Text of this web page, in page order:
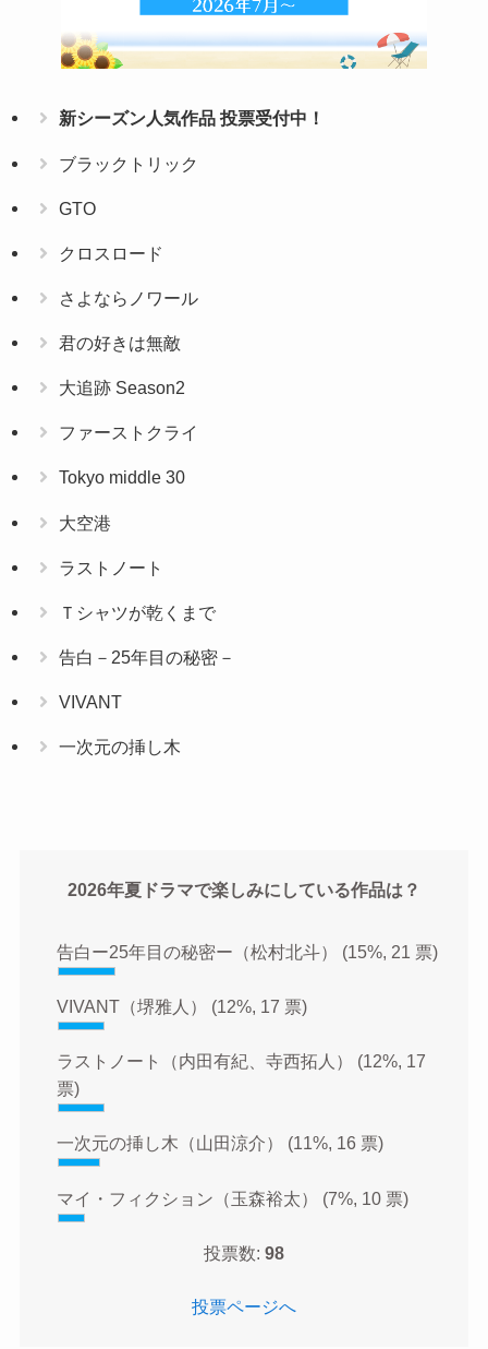
新シーズン人気作品 投票受付中！
ブラックトリック
GTO
クロスロード
さよならノワール
君の好きは無敵
大追跡 Season2
ファーストクライ
Tokyo middle 30
大空港
ラストノート
Ｔシャツが乾くまで
告白－25年目の秘密－
VIVANT
一次元の挿し木
2026年夏ドラマで楽しみにしている作品は？
告白ー25年目の秘密ー（松村北斗） (15%, 21 票)
VIVANT（堺雅人） (12%, 17 票)
ラストノート（内田有紀、寺西拓人） (12%, 17
票)
一次元の挿し木（山田涼介） (11%, 16 票)
マイ・フィクション（玉森裕太） (7%, 10 票)
投票数: 98
投票ページへ